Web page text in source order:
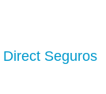
Seguros